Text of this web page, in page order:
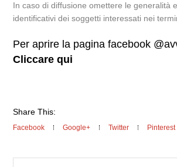
In caso di diffusione omettere le generalità
identificativi dei soggetti interessati nei
Per aprire la pagina facebook
Cliccare qui
Share This:
Facebook Google+ Twitter Pinterest